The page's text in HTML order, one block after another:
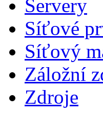
Servery
Síťové
Síťový
Záložní
Zdroje